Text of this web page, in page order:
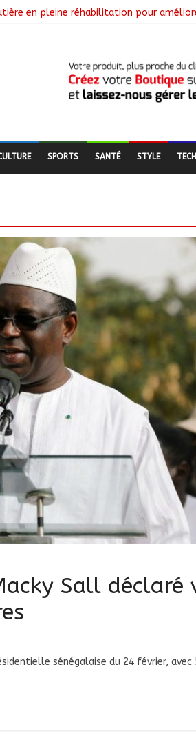
en pleine réhabilitation pour
une visite dans une entreprise
Le Général Brahim Oki Dagache devient
de la campagne de vulgarisation
SPORTS SANTÉ STYLE
Sall déclaré
sénégalaise du 24 février, avec